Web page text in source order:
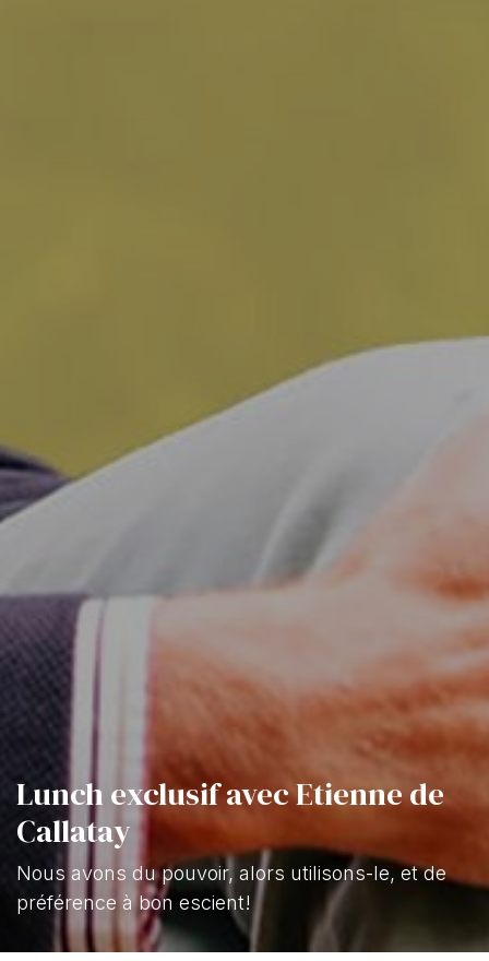
Lunch exclusif avec Etienne de
Callatay
Nous avons du pouvoir, alors utilisons-le, et de
préférence à bon escient!